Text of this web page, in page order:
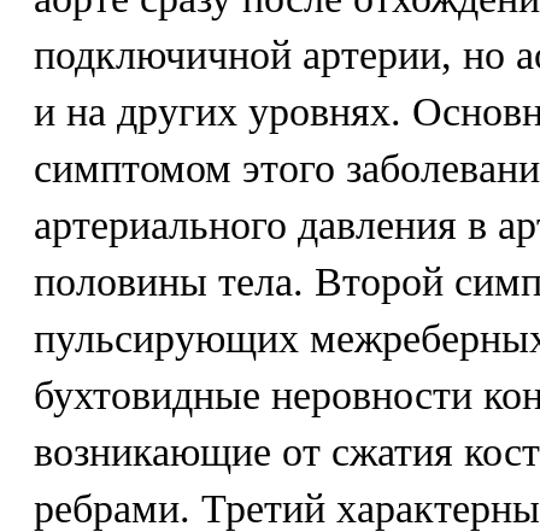
подключичной артерии, но
и на других уровнях.
симптомом этого
артериального давления в
половины тела. Второй
пульсирующих
бухтовидные неровности
возникающие от сжатия
ребрами. Третий